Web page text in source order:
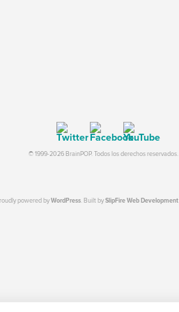
© 1999-2026 BrainPOP. Todos los derechos reservados.
powered byWordPress. Built bySlipFire Web Development